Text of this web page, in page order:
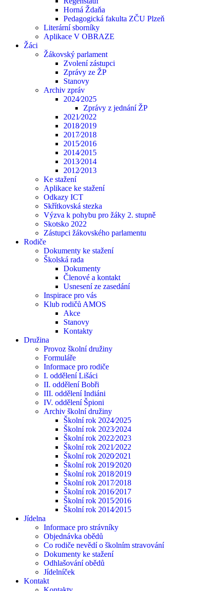
Horná Ždaňa
Pedagogická fakulta ZČU Plzeň
Literární sborníky
Aplikace V OBRAZE
Žáci
Žákovský parlament
Zvolení zástupci
Zprávy ze ŽP
Stanovy
Archiv zpráv
2024⁄2025
Zprávy z jednání ŽP
2021⁄2022
2018⁄2019
2017⁄2018
2015⁄2016
2014⁄2015
2013⁄2014
2012⁄2013
Ke stažení
Aplikace ke stažení
Odkazy ICT
Skřítkovská stezka
Výzva k pohybu pro žáky 2. stupně
Skotsko 2022
Zástupci žákovského parlamentu
Rodiče
Dokumenty ke stažení
Školská rada
Dokumenty
Členové a kontakt
Usnesení ze zasedání
Inspirace pro vás
Klub rodičů AMOS
Akce
Stanovy
Kontakty
Družina
Provoz školní družiny
Formuláře
Informace pro rodiče
I. oddělení Lišáci
II. oddělení Bobři
III. oddělení Indiáni
IV. oddělení Špioni
Archiv školní družiny
Školní rok 2024⁄2025
Školní rok 2023⁄2024
Školní rok 2022⁄2023
Školní rok 2021⁄2022
Školní rok 2020⁄2021
Školní rok 2019⁄2020
Školní rok 2018⁄2019
Školní rok 2017⁄2018
Školní rok 2016⁄2017
Školní rok 2015⁄2016
Školní rok 2014⁄2015
Jídelna
Informace pro strávníky
Objednávka obědů
Co rodiče nevědí o školním stravování
Dokumenty ke stažení
Odhlašování obědů
Jídelníček
Kontakt